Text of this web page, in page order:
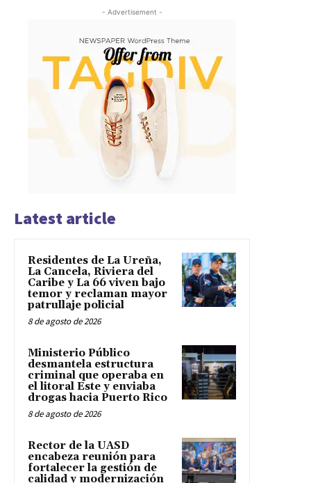
- Advertisement -
Latest article
Residentes de La Ureña,
La Cancela, Riviera del
Caribe y La 66 viven bajo
temor y reclaman mayor
patrullaje policial
8 de agosto de 2026
Ministerio Público
desmantela estructura
criminal que operaba en
el litoral Este y enviaba
drogas hacia Puerto Rico
8 de agosto de 2026
Rector de la UASD
encabeza reunión para
fortalecer la gestión de
calidad y modernización